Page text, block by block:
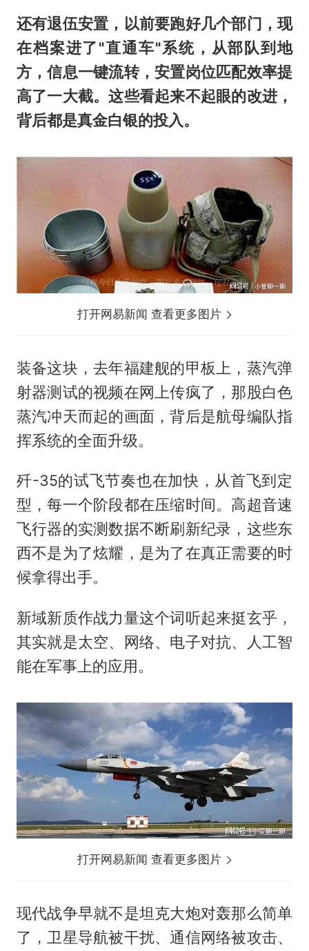
还有退伍安置，以前要跑好几个部门，现
在档案进了"直通车"系统，从部队到地
方，信息一键流转，安置岗位匹配效率提
高了一大截。这些看起来不起眼的改进，
背后都是真金白银的投入。
打开网易新闻 查看更多图片
装备这块，去年福建舰的甲板上，蒸汽弹
射器测试的视频在网上传疯了，那股白色
蒸汽冲天而起的画面，背后是航母编队指
挥系统的全面升级。
歼-35的试飞节奏也在加快，从首飞到定
型，每一个阶段都在压缩时间。高超音速
飞行器的实测数据不断刷新纪录，这些东
西不是为了炫耀，是为了在真正需要的时
候拿得出手。
新域新质作战力量这个词听起来挺玄乎，
其实就是太空、网络、电子对抗、人工智
能在军事上的应用。
打开网易新闻 查看更多图片
现代战争早就不是坦克大炮对轰那么简单
了，卫星导航被干扰、通信网络被攻击、